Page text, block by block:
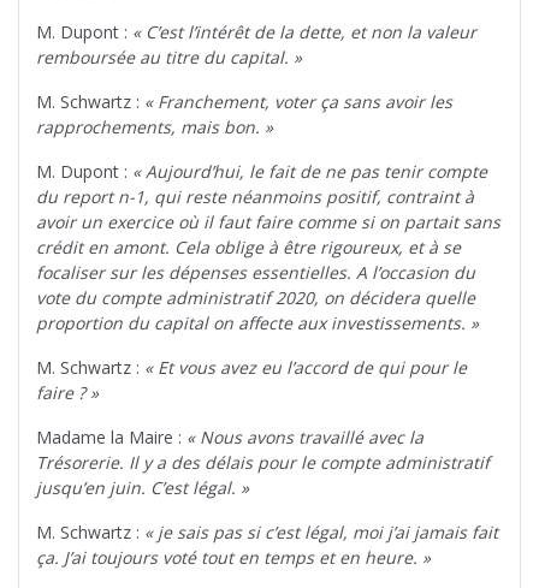
M. Dupont : « C’est l’intérêt de la dette, et non la valeur
remboursée au titre du capital. »
M. Schwartz : « Franchement, voter ça sans avoir les
rapprochements, mais bon. »
M. Dupont : « Aujourd’hui, le fait de ne pas tenir compte
du report n-1, qui reste néanmoins positif, contraint à
avoir un exercice où il faut faire comme si on partait sans
crédit en amont. Cela oblige à être rigoureux, et à se
focaliser sur les dépenses essentielles. A l’occasion du
vote du compte administratif 2020, on décidera quelle
proportion du capital on affecte aux investissements. »
M. Schwartz : « Et vous avez eu l’accord de qui pour le
faire ? »
Madame la Maire : « Nous avons travaillé avec la
Trésorerie. Il y a des délais pour le compte administratif
jusqu’en juin. C’est légal. »
M. Schwartz : « je sais pas si c’est légal, moi j’ai jamais fait
ça. J’ai toujours voté tout en temps et en heure. »